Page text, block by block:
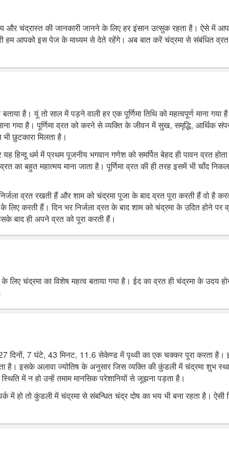
और चंद्रास्त की जानकारी जानने के लिए हर इंसान उत्सुक रहता है। ऐसे में
आपको इस पेज के माध्यम से देते रहेंगे। अब बात करें चंद्रमा से संबंधित व्रत
है। यूं तो साल में पड़ने वाली हर एक पूर्णिमा तिथि को महत्वपूर्ण माना
गया है। पूर्णिमा व्रत को करने से व्यक्ति के जीवन में सुख, समृद्धि, आर्थिक
छुटकारा मिलता है।
हिन्दू धर्म में प्रथम पूजनीय भगवान गणेश को समर्पित बेहद ही पावन व्रत
का बहुत महात्मय माना जाता है। पूर्णिमा व्रत की ही तरह इसमें भी चाँद
व्रत रखती हैं और शाम को चंद्रमा पूजा के बाद व्रत पूरा करती हैं वो है
करती हैं। दिन भर निर्जला व्रत के बाद शाम को चंद्रमा के उदित होने पर
बाद ही अपने व्रत को पूरा करती हैं।
लिए चंद्रमा का विशेष महत्व बताया गया है। ईद का व्रत ही चंद्रमा के उदय
दिनों, 7 घंटे, 43 मिनट, 11.6 सेकेण्ड में पृथ्वी का एक चक्कर पूरा करता है।
है। इसके अलावा ज्योतिष के अनुसार जिस व्यक्ति की कुंडली में चंद्रमा शुभ
में न हो उन्हें तमाम मानसिक परेशानियों से जूझना पड़ता है।
हो तो कुंडली में चंद्रमा से संबन्धित चंद्र दोष का भय भी बना रहता है। ऐसी